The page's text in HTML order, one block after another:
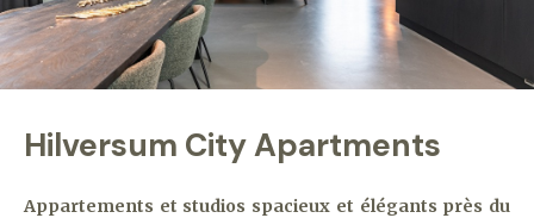
Hilversum City Apartments
Appartements et studios spacieux et élégants près du